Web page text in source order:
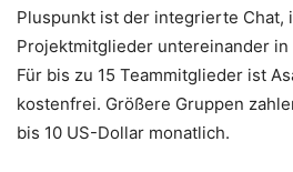
Pluspunkt ist der integrierte Chat,
Projektmitglieder untereinander
Für bis zu 15 Teammitglieder ist
kostenfrei. Größere Gruppen
bis 10 US-Dollar monatlich.